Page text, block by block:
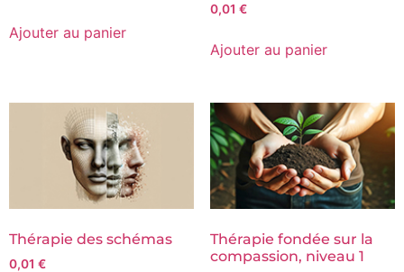
Ajouter au panier
0,01 €
Ajouter au panier
Thérapie des schémas
0,01 €
Thérapie fondée sur la
compassion, niveau 1